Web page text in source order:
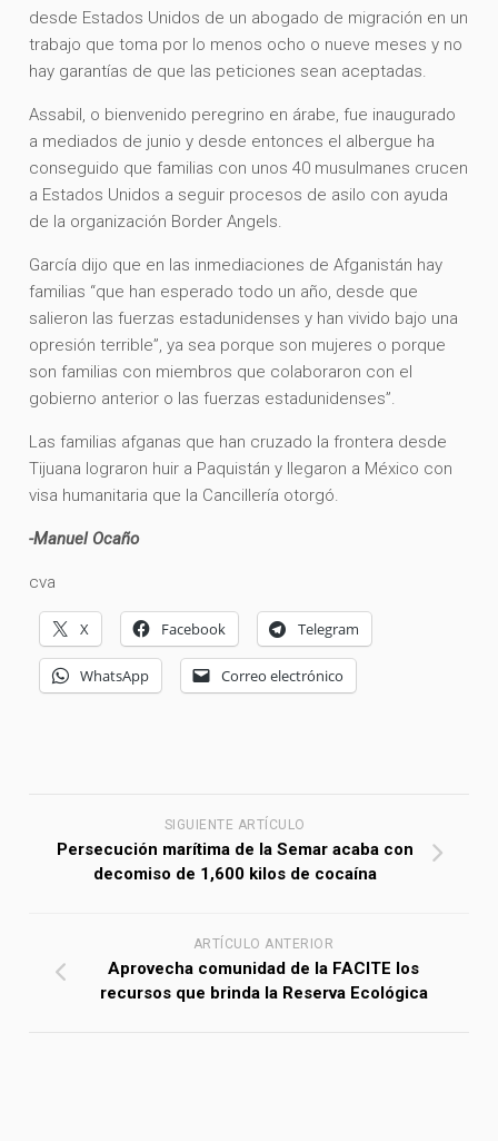
desde Estados Unidos de un abogado de migración en un
trabajo que toma por lo menos ocho o nueve meses y no
hay garantías de que las peticiones sean aceptadas.
Assabil, o bienvenido peregrino en árabe, fue inaugurado
a mediados de junio y desde entonces el albergue ha
conseguido que familias con unos 40 musulmanes crucen
a Estados Unidos a seguir procesos de asilo con ayuda
de la organización Border Angels.
García dijo que en las inmediaciones de Afganistán hay
familias “que han esperado todo un año, desde que
salieron las fuerzas estadunidenses y han vivido bajo una
opresión terrible”, ya sea porque son mujeres o porque
son familias con miembros que colaboraron con el
gobierno anterior o las fuerzas estadunidenses”.
Las familias afganas que han cruzado la frontera desde
Tijuana lograron huir a Paquistán y llegaron a México con
visa humanitaria que la Cancillería otorgó.
-Manuel Ocaño
cva
X Facebook Telegram
WhatsApp Correo electrónico
SIGUIENTE ARTÍCULO
Persecución marítima de la Semar acaba con
decomiso de 1,600 kilos de cocaína
ARTÍCULO ANTERIOR
Aprovecha comunidad de la FACITE los
recursos que brinda la Reserva Ecológica